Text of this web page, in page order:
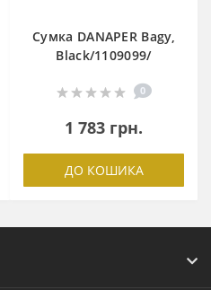
Сумка DANAPER Bagy,
Black/1109099/
0
1 783 грн.
ДО КОШИКА